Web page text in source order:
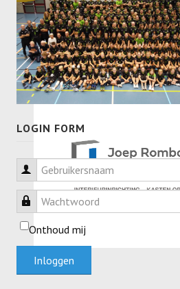
LOGIN FORM
Gebruikersnaam
Wachtwoord
Onthoud mij
Inloggen